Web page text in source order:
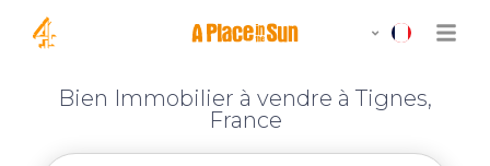
Bien Immobilier à vendre à Tignes,
France